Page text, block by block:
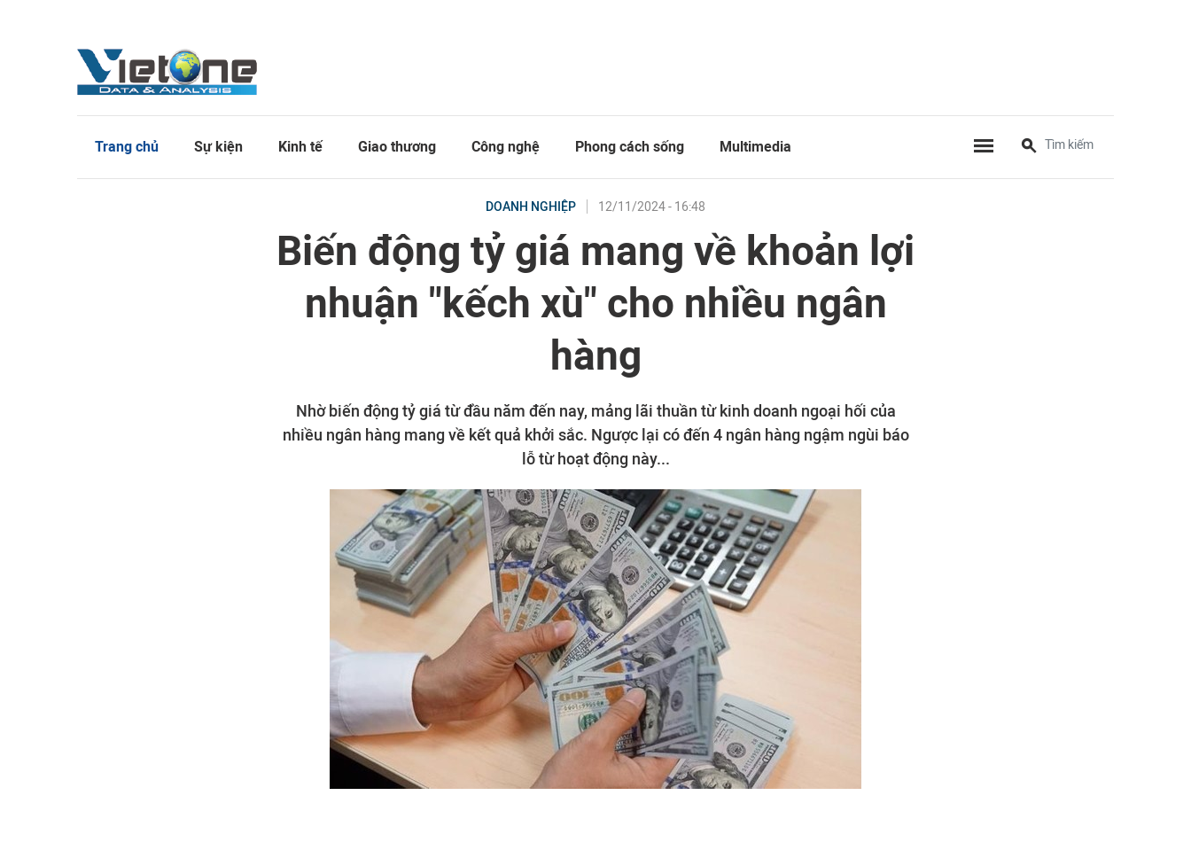
Trang chủ Sự kiện Kinh tế Giao thương Công nghệ Phong cách sống Multimedia
DOANH NGHIỆP 12/11/2024 - 16:48
Biến động tỷ giá mang về khoản lợi
nhuận "kếch xù" cho nhiều ngân
hàng
Nhờ biến động tỷ giá từ đầu năm đến nay, mảng lãi thuần từ kinh doanh ngoại hối của
nhiều ngân hàng mang về kết quả khởi sắc. Ngược lại có đến 4 ngân hàng ngậm ngùi báo
lỗ từ hoạt động này...